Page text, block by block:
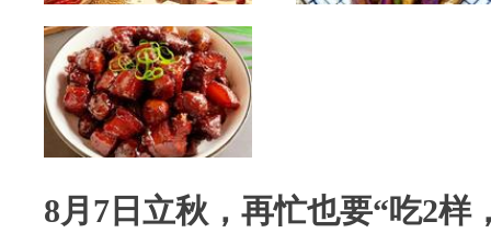
8月7日立秋，再忙也要“吃2样